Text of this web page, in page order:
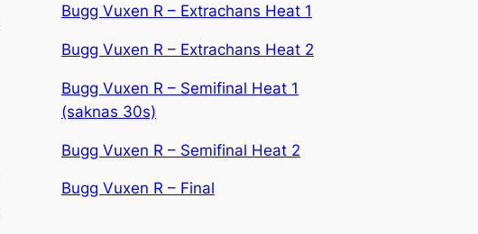
Bugg Vuxen R – Extrachans Heat 1
Bugg Vuxen R – Extrachans Heat 2
Bugg Vuxen R – Semifinal Heat 1
(saknas 30s)
Bugg Vuxen R – Semifinal Heat 2
Bugg Vuxen R – Final